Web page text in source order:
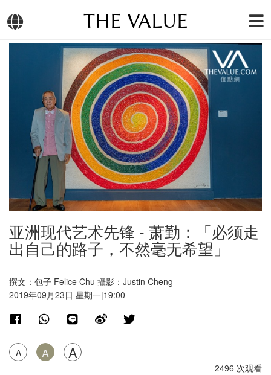
THE VALUE
亚洲现代艺术先锋 - 萧勤：「必须走
出自己的路子，不然毫无希望」
撰文：包子 Felice Chu 攝影：Justin Cheng
2019年09月23日 星期一|19:00
A A A
2496 次观看